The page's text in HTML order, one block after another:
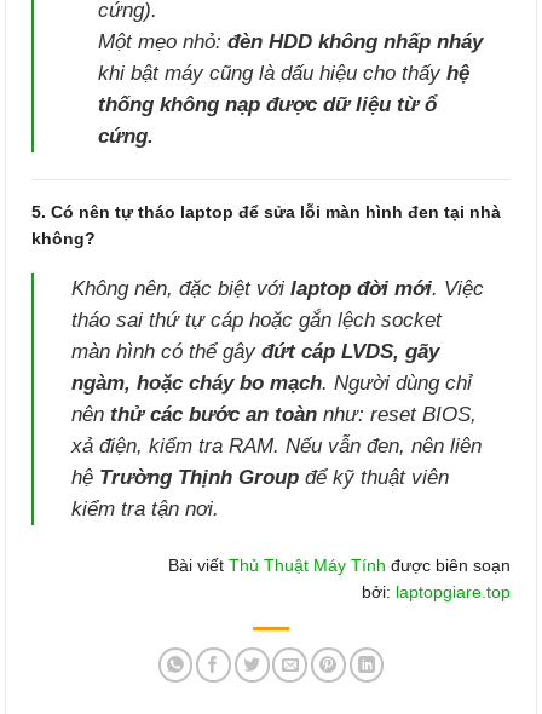
cứng).
Một mẹo nhỏ:đèn HDD không nhấp nháy
khi bật máy cũng là dấu hiệu cho thấyhệ
thống không nạp được dữ liệu từ ổ
cứng.
5. Có nên tự tháo laptop để sửa lỗi màn hình đen tại nhà
không?
Không nên, đặc biệt vớilaptop đời mới. Việc
tháo sai thứ tự cáp hoặc gắn lệch socket
màn hình có thể gâyđứt cáp LVDS, gãy
ngàm, hoặc cháy bo mạch. Người dùng chỉ
nênthử các bước an toàn như: reset BIOS,
xả điện, kiểm tra RAM. Nếu vẫn đen, nên liên
hệ Trường Thịnh Group để kỹ thuật viên
kiểm tra tận nơi.
Bài viết Thủ Thuật Máy Tính được biên soạn
bởi: laptopgiare.top